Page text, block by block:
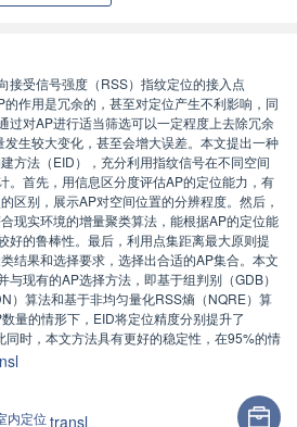
接受信号强度（RSS）指纹定位的接入点
的作用是冗余的，甚至对定位产生不利影响，同
过对AP进行适当筛选可以一定程度上去除冗余
生较大变化，甚至会增大误差。本文提出一种
方法（EID），充分利用指纹信号在不同空间
。首先，用信息区分度评估AP的定位能力，有
区别，展示AP对空间位置的分辨程度。然后，
现实环境的增量聚类算法，能根据AP的定位能
好的鲁棒性。最后，利用点集距离最大原则提
结果和选择要求，选择出合适的AP集合。本文
现有的AP选择方法，即基于组判别（GDB）
）算法和基于非均匀量化RSS熵（NQRE）算
量的情形下，EID将定位精度分别提升了
时，本文方法具有更好的稳定性，在95%的情
内定位 transl